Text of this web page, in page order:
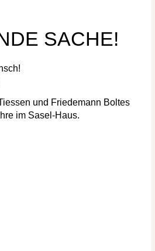
SACHE!
und Friedemann Boltes
im Sasel-Haus.